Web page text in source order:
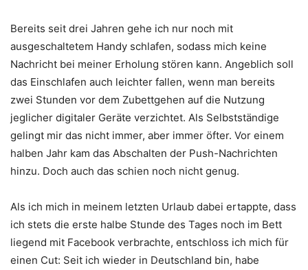
Bereits seit drei Jahren gehe ich nur noch mit
ausgeschaltetem Handy schlafen, sodass mich keine
Nachricht bei meiner Erholung stören kann. Angeblich soll
das Einschlafen auch leichter fallen, wenn man bereits
zwei Stunden vor dem Zubettgehen auf die Nutzung
jeglicher digitaler Geräte verzichtet. Als Selbstständige
gelingt mir das nicht immer, aber immer öfter. Vor einem
halben Jahr kam das Abschalten der Push-Nachrichten
hinzu. Doch auch das schien noch nicht genug.
Als ich mich in meinem letzten Urlaub dabei ertappte, dass
ich stets die erste halbe Stunde des Tages noch im Bett
liegend mit Facebook verbrachte, entschloss ich mich für
einen Cut: Seit ich wieder in Deutschland bin, habe